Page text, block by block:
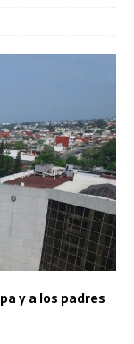
y a los padres